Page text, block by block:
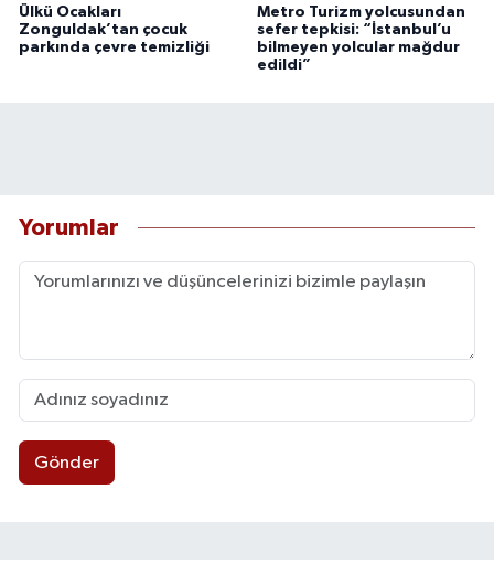
Ülkü Ocakları
Zonguldak’tan çocuk
parkında çevre temizliği
Metro Turizm yolcusundan
sefer tepkisi: “İstanbul’u
bilmeyen yolcular mağdur
edildi”
Yorumlar
Gönder